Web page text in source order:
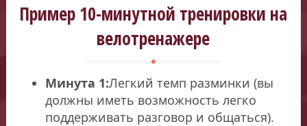
Пример 10-минутной тренировки на
велотренажере
Минута 1:Легкий темп разминки (вы
должны иметь возможность легко
поддерживать разговор и общаться).